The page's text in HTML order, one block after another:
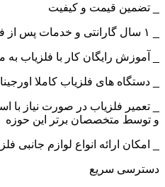
_ تضمین قیمت و کیفیت
_ آموزش رایگان کار با فلزیاب به
_ دستگاه های فلزیاب کاملا
_ تعمیر فلزیاب در صورت نیاز با
و توسط متخصصان برتر این حوزه
_ امکان ارائه انواع لوازم جانبی
دسترسی سریع